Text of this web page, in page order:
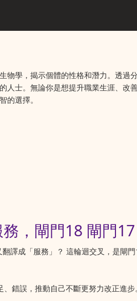
學，揭示個體的性格和潛力。透過
士。無論你是想提升職業生涯、
的選擇。
，閘門18 閘門
譯成「服務」？ 這輪迴交叉，是閘
錯誤，推動自己不斷更努力改正進步。